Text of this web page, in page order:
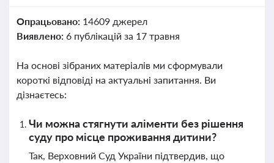
Опрацьовано: 14609 джерел
Виявлено: 6 публікацій за 17 травня
На основі зібраних матеріалів ми сформували
короткі відповіді на актуальні запитання. Ви
дізнаєтесь:
Чи можна стягнути аліменти без рішення
суду про місце проживання дитини?
Так, Верховний Суд України підтвердив, що